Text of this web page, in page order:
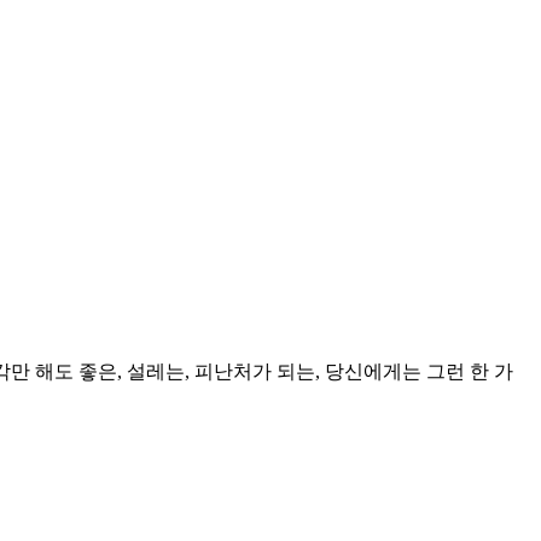
해도 좋은, 설레는, 피난처가 되는, 당신에게는 그런 한 가